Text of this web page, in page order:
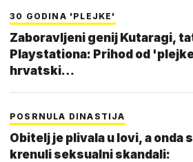
30 GODINA 'PLEJKE'
Zaboravljeni genij Kutaragi,
Playstationa: Prihod od
hrvatski…
POSRNULA DINASTIJA
Obitelj je plivala u lovi, a onda
krenuli seksualni skandali: